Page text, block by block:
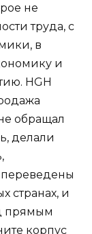
не
труда, с
в
и
HGH
обращал
делали
переведены
странах, и
прямым
корпус